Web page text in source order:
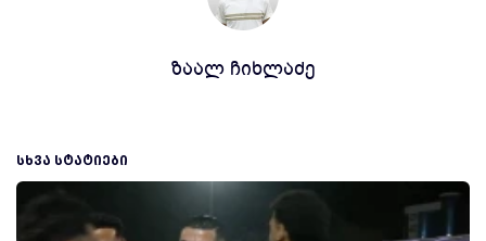
ზაალ ჩიხლაძე
ᲡᲮᲕᲐ ᲡᲢᲐᲢᲘᲔᲑᲘ